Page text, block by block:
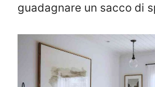
guadagnare un sacco di